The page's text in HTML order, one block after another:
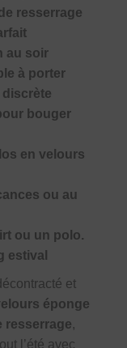
resserrage
au soir
à porter
discrète
bouger
en velours
ou au
ou un polo.
estival
et
éponge
resserrage,
l’été avec